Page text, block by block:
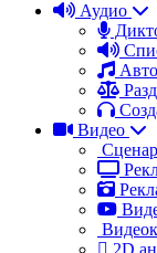
Аудио
Видео
2D